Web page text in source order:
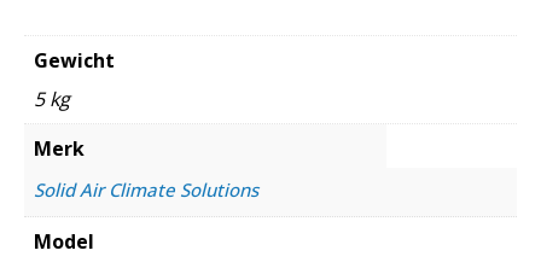
Gewicht
5 kg
Merk
Solid Air Climate Solutions
Model